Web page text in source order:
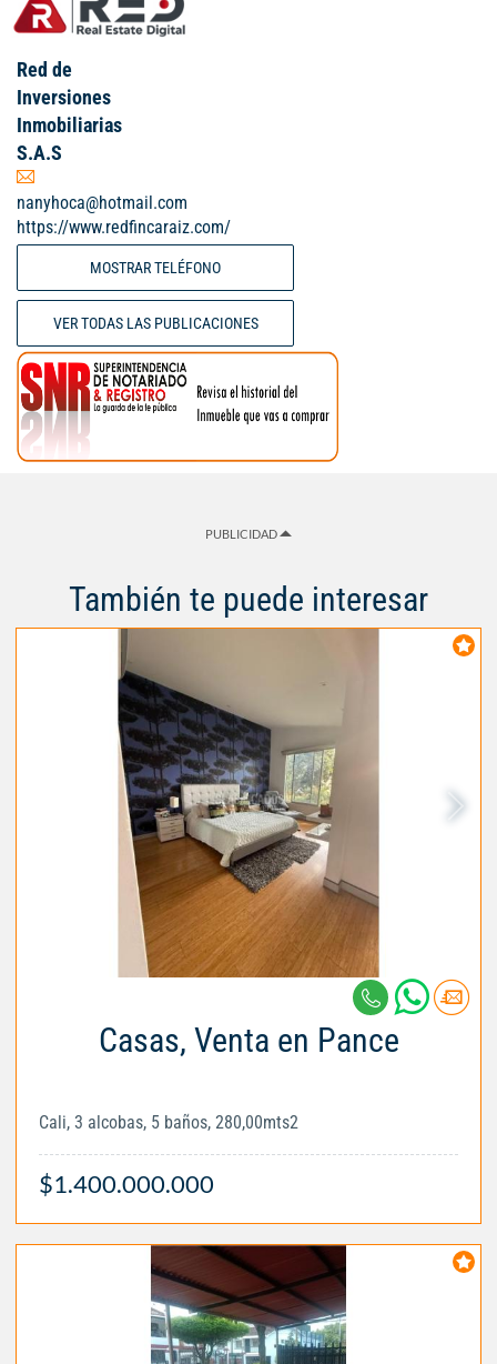
Red de
Inversiones
Inmobiliarias
S.A.S
nanyhoca@hotmail.com
https://www.redfincaraiz.com/
MOSTRAR TELÉFONO
VER TODAS LAS PUBLICACIONES
PUBLICIDAD
También te puede interesar
Casas, Venta en Pance
Cali, 3 alcobas, 5 baños, 280,00mts2
$1.400.000.000